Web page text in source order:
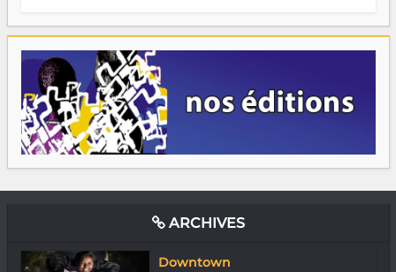
ARCHIVES
Downtown